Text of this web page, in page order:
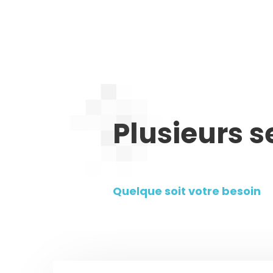
Plusieurs
Quelque soit votre besoin